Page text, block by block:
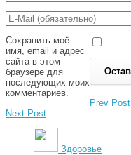
Сохранить моё
имя, email и адрес
сайта в этом
браузере для
последующих моих
комментариев.
Prev Post
Next Post
Здоровье